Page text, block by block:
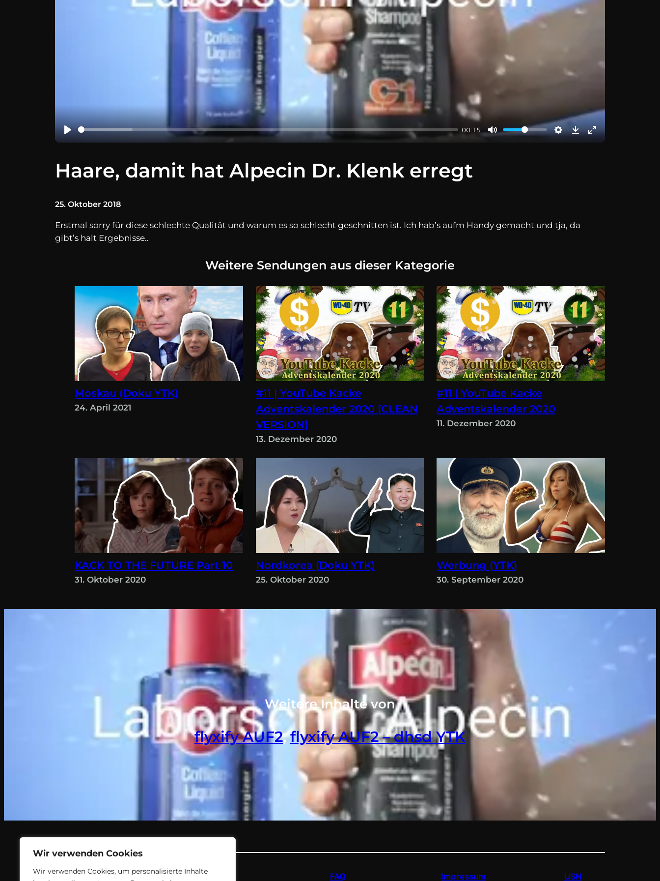
Wir verwenden Cookies
Wir verwenden Cookies, um personalisierte Inhalte
00:15
Haare, damit hat Alpecin Dr. Klenk erregt
25. Oktober 2018
Erstmal sorry für diese schlechte Qualität und warum es so schlecht geschnitten ist. Ich hab’s aufm Handy gemacht und tja, da
gibt’s halt Ergebnisse..
Weitere Sendungen aus dieser Kategorie
Moskau (Doku YTK)
24. April 2021
#11 | YouTube Kacke
Adventskalender 2020 [CLEAN
VERSION]
13. Dezember 2020
#11 | YouTube Kacke
Adventskalender 2020
11. Dezember 2020
KACK TO THE FUTURE Part 10
31. Oktober 2020
Nordkorea (Doku YTK)
25. Oktober 2020
Werbung (YTK)
30. September 2020
Weitere Inhalte von
flyxify AUF2, flyxify AUF2 – dhsd YTK
FAQ Impressum USN